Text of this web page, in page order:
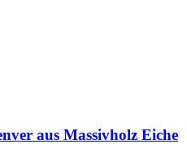
aus Massivholz Eiche